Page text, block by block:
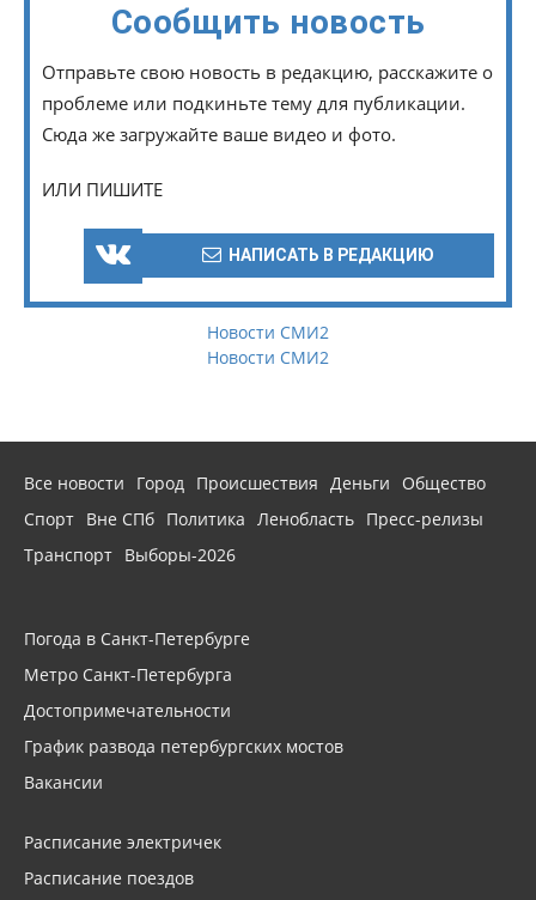
Сообщить новость
Отправьте свою новость в редакцию, расскажите о
проблеме или подкиньте тему для публикации.
Сюда же загружайте ваше видео и фото.
ИЛИ ПИШИТЕ
НАПИСАТЬ В РЕДАКЦИЮ
Новости СМИ2
Новости СМИ2
Все новости Город Происшествия Деньги
Общество
Спорт Вне СПб Политика Ленобласть Пресс-релизы
Транспорт Выборы-2026
Погода в Санкт-Петербурге
Метро Санкт-Петербурга
Достопримечательности
График развода петербургских мостов
Вакансии
Расписание электричек
Расписание поездов